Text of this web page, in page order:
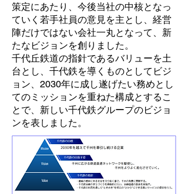
策定にあたり、今後当社の中核となっ
ていく若手社員の意見を主とし、経営
陣だけではない会社一丸となって、新
たなビジョンを創りました。
千代丘鉄道の指針であるバリューを土
台とし、千代鉄を導くものとしてビジ
ョン、2030年に成し遂げたい務めとし
てのミッションを重ねた構成とするこ
とで、新しい千代鉄グループのビジョ
ンを表しました。